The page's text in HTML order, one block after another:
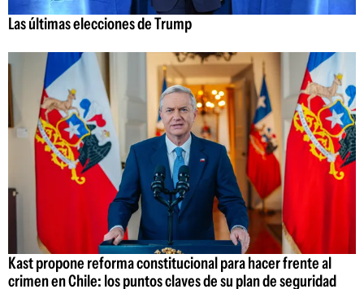
Las últimas elecciones de Trump
Kast propone reforma constitucional para hacer frente al
crimen en Chile: los puntos claves de su plan de seguridad